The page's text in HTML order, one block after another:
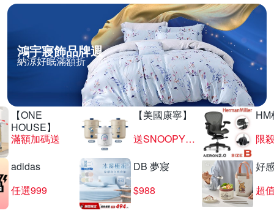
鴻宇寢飾品牌週
納涼好眠滿額折
【ONE
HOUSE】
滿額加碼送
【美國康寧】
送SNOOPY匙筷組
HM
限
adidas
任選999
DB 夢寢
$988
好
超